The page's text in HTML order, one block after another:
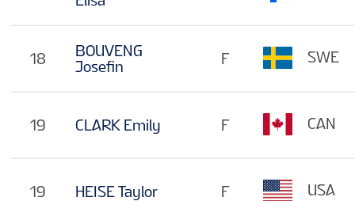
18
BOUVENG
Josefin
19 CLARK Emily
19 HEISE Taylor
F SWE
F CAN
F USA